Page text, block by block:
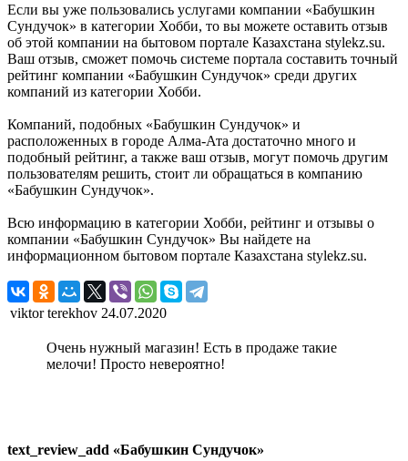
Если вы уже пользовались услугами компании «Бабушкин
Сундучок» в категории Хобби, то вы можете оставить отзыв
об этой компании на бытовом портале Казахстана stylekz.su.
Ваш отзыв, сможет помочь системе портала составить точный
рейтинг компании «Бабушкин Сундучок» среди других
компаний из категории Хобби.
Компаний, подобных «Бабушкин Сундучок» и
расположенных в городе Алма-Ата достаточно много и
подобный рейтинг, а также ваш отзыв, могут помочь другим
пользователям решить, стоит ли обращаться в компанию
«Бабушкин Сундучок».
Всю информацию в категории Хобби, рейтинг и отзывы о
компании «Бабушкин Сундучок» Вы найдете на
информационном бытовом портале Казахстана stylekz.su.
viktor terekhov 24.07.2020
Очень нужный магазин! Есть в продаже такие
мелочи! Просто невероятно!
text_review_add «Бабушкин Сундучок»